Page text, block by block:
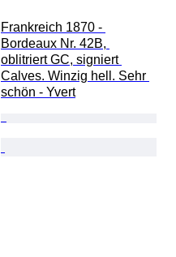
Frankreich 1870 -
Bordeaux Nr. 42B,
oblitriert GC, signiert
Calves. Winzig hell. Sehr
schön - Yvert